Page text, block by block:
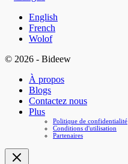
English
French
Wolof
© 2026 - Bideew
À propos
Blogs
Contactez nous
Plus
Politique de confidentialité
Conditions d'utilisation
Partenaires